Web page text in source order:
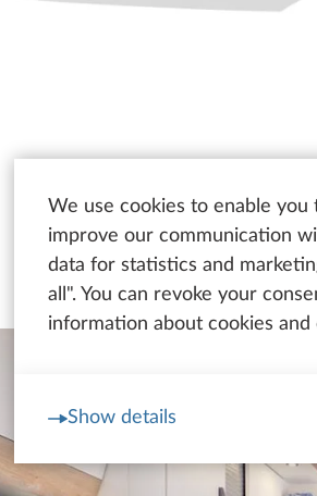
We use cookies to enable
improve our communication
data for statistics and
all". You can revoke your
information about cookies
Show details